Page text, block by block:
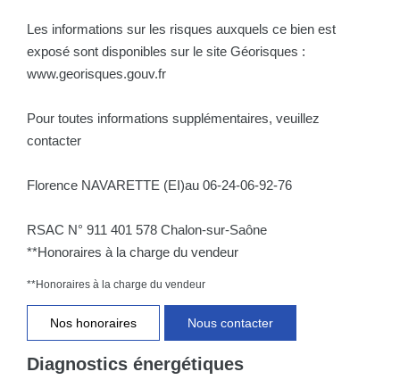
Les informations sur les risques auxquels ce bien est
exposé sont disponibles sur le site Géorisques :
www.georisques.gouv.fr
Pour toutes informations supplémentaires, veuillez
contacter
Florence NAVARETTE (EI)au 06-24-06-92-76
RSAC N° 911 401 578 Chalon-sur-Saône
**Honoraires à la charge du vendeur
**Honoraires à la charge du vendeur
Nos honoraires Nous contacter
Diagnostics énergétiques